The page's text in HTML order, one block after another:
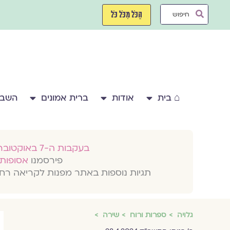
Search
הַכֹּל מִכֹּל כֹּל
⌂ בית אודות ברית אמונים
בעקבות ה-7 באוקטובר 2023
פירסמנו
תגיות נוספות באתר מפנות לקריאה
גלויה ספרות ורוח
שירה